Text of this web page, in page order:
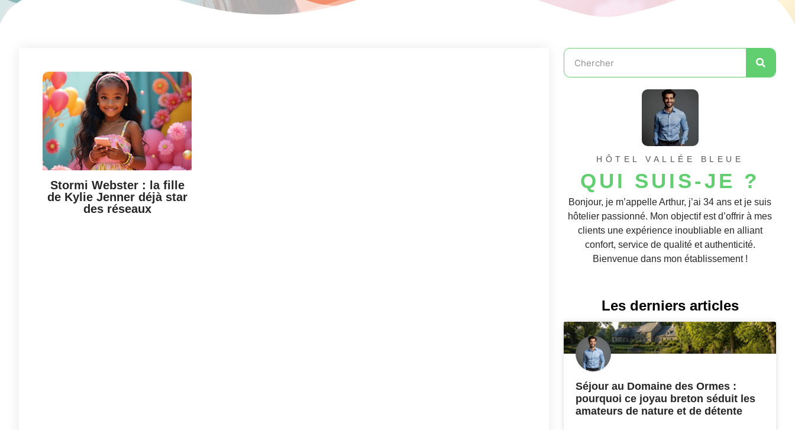
Stormi Webster : la fille
de Kylie Jenner déjà star
des réseaux
HÔTEL VALLÉE BLEUE
QUI SUIS-JE ?
Bonjour, je m’appelle Arthur, j’ai 34 ans et je suis
hôtelier passionné. Mon objectif est d’offrir à mes
clients une expérience inoubliable en alliant
confort, service de qualité et authenticité.
Bienvenue dans mon établissement !
Les derniers articles
Séjour au Domaine des Ormes :
pourquoi ce joyau breton séduit les
amateurs de nature et de détente